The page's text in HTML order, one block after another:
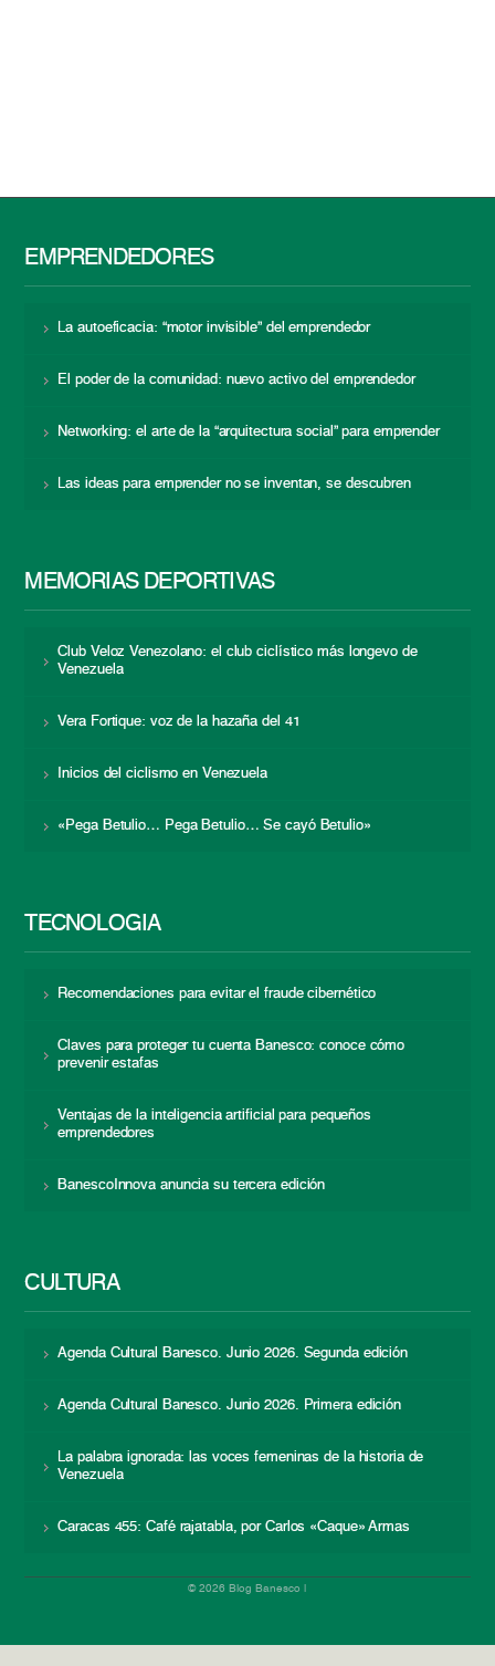
EMPRENDEDORES
La autoeficacia: “motor invisible” del emprendedor
El poder de la comunidad: nuevo activo del emprendedor
Networking: el arte de la “arquitectura social” para emprender
Las ideas para emprender no se inventan, se descubren
MEMORIAS DEPORTIVAS
Club Veloz Venezolano: el club ciclístico más longevo de
Venezuela
Vera Fortique: voz de la hazaña del 41
Inicios del ciclismo en Venezuela
«Pega Betulio… Pega Betulio… Se cayó Betulio»
TECNOLOGÍA
Recomendaciones para evitar el fraude cibernético
Claves para proteger tu cuenta Banesco: conoce cómo
prevenir estafas
Ventajas de la inteligencia artificial para pequeños
emprendedores
BanescoInnova anuncia su tercera edición
CULTURA
Agenda Cultural Banesco. Junio 2026. Segunda edición
Agenda Cultural Banesco. Junio 2026. Primera edición
La palabra ignorada: las voces femeninas de la historia de
Venezuela
Caracas 455: Café rajatabla, por Carlos «Caque» Armas
© 2026 Blog Banesco |